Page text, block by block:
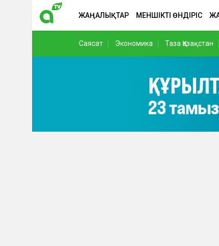
ЖАҢАЛЫҚТАР МЕНШІКТІ ӨНДІРІС
Саясат Экономика Таза Қазақстан